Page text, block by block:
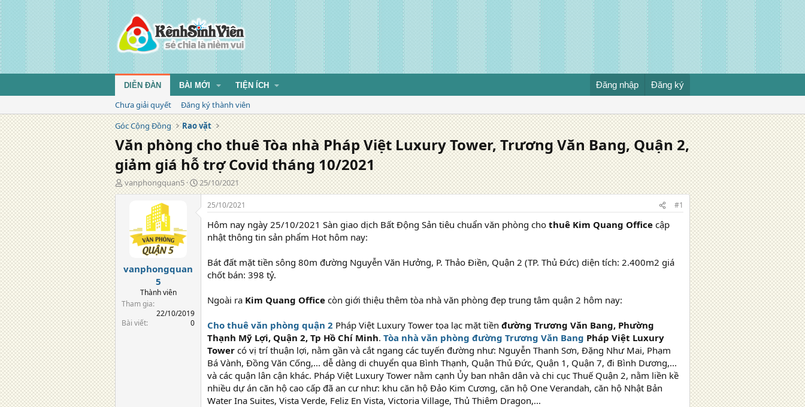
DIỄN ĐÀN BÀI MỚI TIỆN ÍCH Đăng nhập Đăng ký
Chưa giải quyết
Đăng ký thành viên
Góc Cộng Đồng
Rao vặt
Văn phòng cho thuê Tòa nhà Pháp Việt Luxury Tower, Trương Văn Bang, Quận 2,
giảm giá hỗ trợ Covid tháng 10/2021
T
á
vanphongquan5
N
g
y
25/10/2021
vanphongquan
5
Thành viên
Tham gia
22/10/2019
Bài viết
0
25/10/2021 #1
Hôm nay ngày 25/10/2021 Sàn giao dịch Bất Động Sản tiêu chuẩn văn phòng cho thuê Kim Quang Office cập
nhật thông tin sản phẩm Hot hôm nay:
Bát đất mặt tiền sông 80m đường Nguyễn Văn Hưởng, P. Thảo Điền, Quận 2 (TP. Thủ Đức) diện tích: 2.400m2 giá
chốt bán: 398 tỷ.
Ngoài ra Kim Quang Office còn giới thiệu thêm tòa nhà văn phòng đẹp trung tâm quận 2 hôm nay:
Cho thuê văn phòng quận 2 Pháp Việt Luxury Tower tọa lạc mặt tiền đường Trương Văn Bang, Phường
Thạnh Mỹ Lợi, Quận 2, Tp Hồ Chí Minh. Tòa nhà văn phòng đường Trương Văn Bang Pháp Việt Luxury
Tower có vị trí thuận lợi, nằm gần và cắt ngang các tuyến đường như: Nguyễn Thanh Sơn, Đặng Như Mai, Phạm
Bá Vành, Đồng Văn Cống,... dễ dàng di chuyển qua Bình Thạnh, Quận Thủ Đức, Quận 1, Quận 7, đi Bình Dương,...
và các quận lân cận khác. Pháp Việt Luxury Tower nằm cạnh Ủy ban nhân dân và chi cục Thuế Quận 2, nằm liền kề
nhiều dự án căn hộ cao cấp đã an cư như: khu căn hộ Đảo Kim Cương, căn hộ One Verandah, căn hộ Nhật Bản
Water Ina Suites, Vista Verde, Feliz En Vista, Victoria Village, Thủ Thiêm Dragon,...